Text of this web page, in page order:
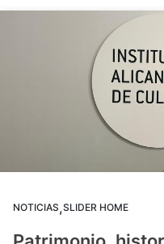
NOTICIAS,SLIDER HOME